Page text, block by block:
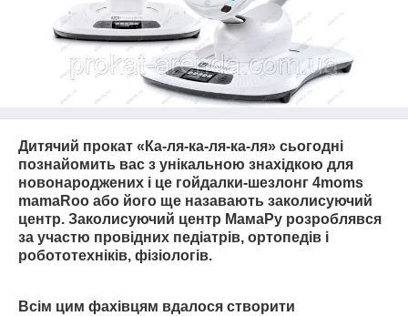
Дитячий прокат «Ка-ля-ка-ля-ка-ля» сьогодні
познайомить вас з унікальною знахідкою для
новонароджених і це гойдалки-шезлонг 4moms
mamaRoo або його ще назавають заколисуючий
центр. Заколисуючий центр МамаРу розроблявся
за участю провідних педіатрів, ортопедів і
робототехніків, фізіологів.
Всім цим фахівцям вдалося створити